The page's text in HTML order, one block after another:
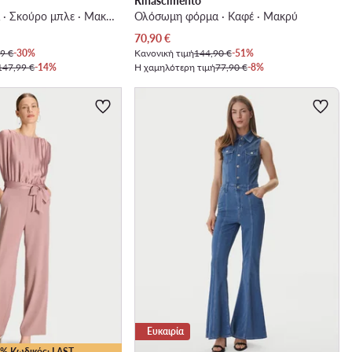
Ολόσωμη φόρμα · Σκούρο μπλε · Μακρύ
€-30%
€-14%
Ολόσωμη φόρμα · Καφέ · Μακρύ
Τρέχουσα τιμή
70,90€
Κανονική τιμή144,90 €-51%
Η χαμηλότερη τιμή77,90 €-8%
Ευκαιρία